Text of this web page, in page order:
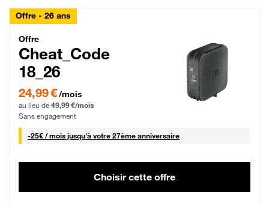
Offre - 26 ans
Cheat_Code Fibre_18_26
Offre
Cheat_Code
18_26
24,99 € par mois pendant 0 mois puis 49,99 € par mois, Sans engagement
24,99 €/mois
au lieu de 49,99 €/mois
Sans engagement
-25€ / mois25 € par mois
jusqu'à votre 27ème anniversaire
Choisir cette offre